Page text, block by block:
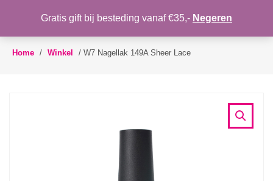
Toggle
WENSLIJST
Home / Winkel / W7 Nagellak 149A Sheer Lace
Gratis gift bij besteding vanaf €35,- Negeren